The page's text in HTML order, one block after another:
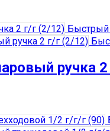
Быстрый
ручка